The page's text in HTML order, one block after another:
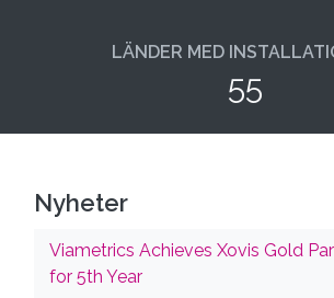
LÄNDER MED
55
Nyheter
Viametrics Achieves Xovis Gold
for 5th Year